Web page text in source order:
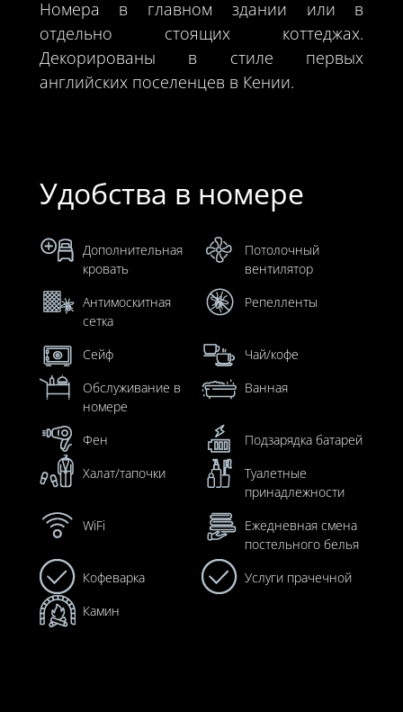
Номера в главном здании или в
отдельно стоящих коттеджах.
Декорированы в стиле первых
английских поселенцев в Кении.
Удобства в номере
Дополнительная
кровать
Потолочный
вентилятор
Антимоскитная
сетка
Репелленты
Сейф
Чай/кофе
Обслуживание в
номере
Ванная
Фен
Подзарядка батарей
Халат/тапочки
Туалетные
принадлежности
WiFi
Ежедневная смена
постельного белья
Кофеварка
Услуги прачечной
Камин